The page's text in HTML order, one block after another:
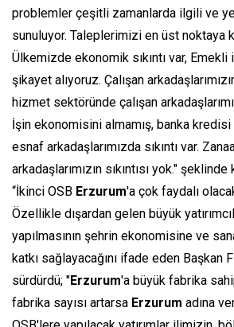
problemler çeşitli zamanlarda ilgili ve
sunuluyor. Taleplerimizi en üst noktaya
Ülkemizde ekonomik sıkıntı var, Emekli
şikayet alıyoruz. Çalışan
hizmet sektöründe çalışan
İşin ekonomisini almamış, banka kredisi
esnaf arkadaşlarımızda sıkıntı var.
arkadaşlarımızın sıkıntısı yok." şeklinde
“İkinci OSB Erzurum'a çok faydalı
Özellikle dışardan gelen büyük
yapılmasının şehrin ekonomisine ve
katkı sağlayacağını ifade eden Başkan
sürdürdü; "Erzurum'a büyük fabrika
fabrika sayısı artarsa Erzurum adına